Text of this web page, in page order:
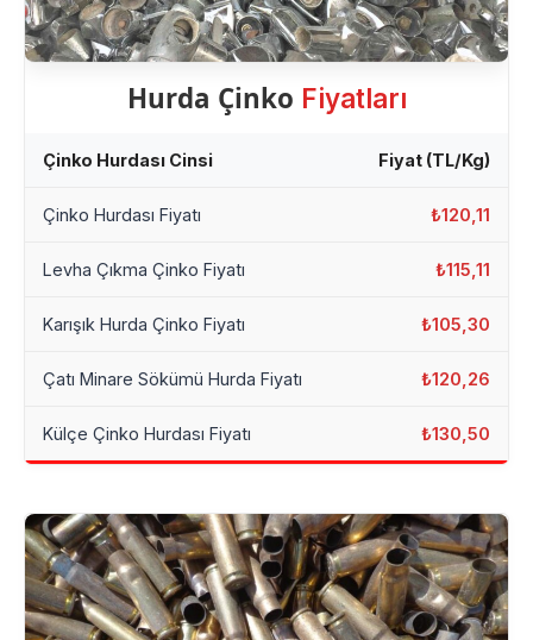
Hurda Çinko Fiyatları
Çinko Hurdası Cinsi Fiyat (TL/Kg)
Çinko Hurdası Fiyatı ₺120,11
Levha Çıkma Çinko Fiyatı ₺115,11
Karışık Hurda Çinko Fiyatı ₺105,30
Çatı Minare Sökümü Hurda Fiyatı ₺120,26
Külçe Çinko Hurdası Fiyatı ₺130,50